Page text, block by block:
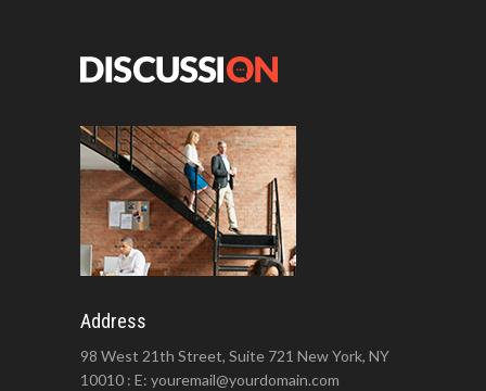
Address
98 West 21th Street, Suite 721 New York, NY
10010 : E: youremail@yourdomain.com